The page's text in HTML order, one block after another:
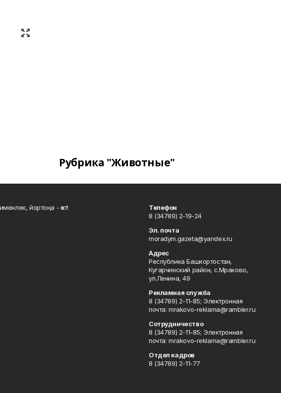
Рубрика "Животные"
йортоңа - ҡот!
Телефон
8 (34789) 2-19-24
Эл. почта
moradym.gazeta@yandex.ru
Адрес
Республика Башкортостан,
Кугарчинский район, с.Мраково,
ул.Ленина, 49
Рекламная служба
8 (34789) 2-11-85; Электронная
почта: mrakovo-reklama@rambler.ru
Сотрудничество
8 (34789) 2-11-85; Электронная
почта: mrakovo-reklama@rambler.ru
Отдел кадров
8 (34789) 2-11-77